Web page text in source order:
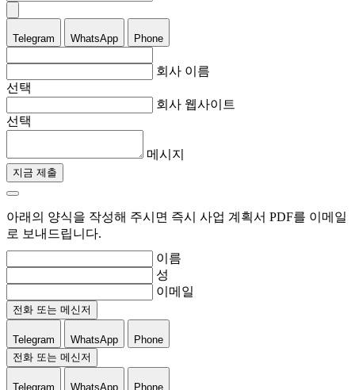
Telegram WhatsApp Phone
회사 이름
선택
회사 웹사이트
선택
메시지
지금 제출
아래의 양식을 작성해 주시면 즉시 사업 계획서 PDF를 이메일
로 보내드립니다.
이름
성
이메일
전화 또는 메신저
Telegram WhatsApp
Phone
전화 또는 메신저
Telegram WhatsApp Phone